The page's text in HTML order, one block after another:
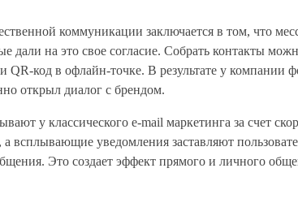
коммуникации заключается в том, что
дали на это свое согласие. Собрать контакты
QR-код в офлайн-точке. В результате у компании
открыл диалог с брендом.
у классического e-mail маркетинга за счет
а всплывающие уведомления заставляют
Это создает эффект прямого и личного